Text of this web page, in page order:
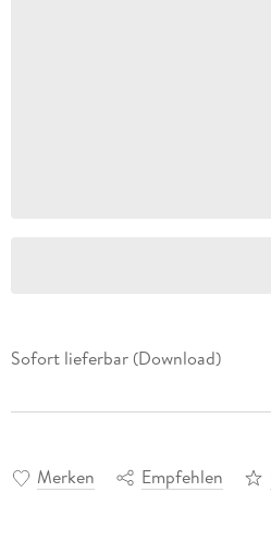
Sofort lieferbar (Download)
Merken Empfehlen